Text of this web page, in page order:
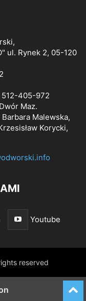
ul. Rynek 2, 05-120
512-405-972
Maz.
Malewska,
Korycki,
Youtube
reserved